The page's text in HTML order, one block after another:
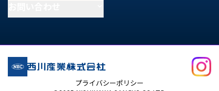
プライバシーポリシー